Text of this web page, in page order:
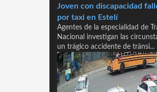
Joven con discapacidad
por taxi en Estelí
Agentes de la especialidad de
Nacional investigan las
un trágico accidente de tránsi...